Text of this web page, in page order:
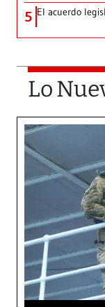
5 El acuerdo
Lo